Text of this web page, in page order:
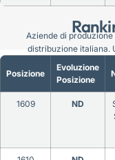
Posizione
Evoluzione
Posizione
1609 ND
Aziende di
distribuzione italiana.